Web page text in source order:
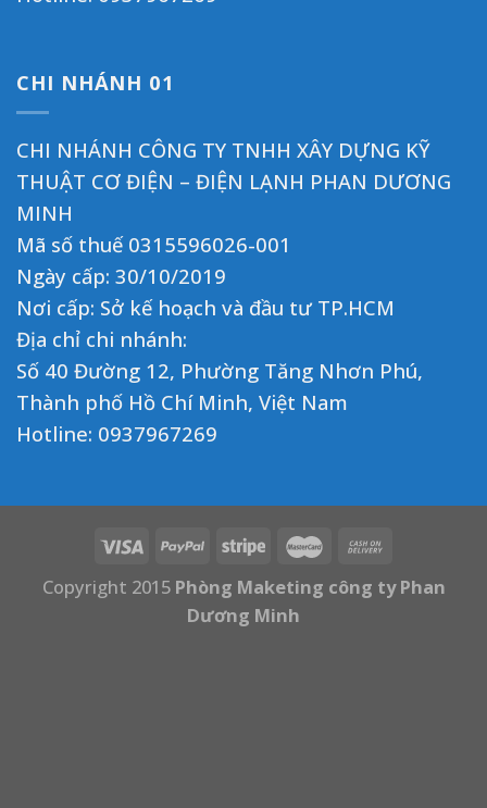
CHI NHÁNH 01
CHI NHÁNH CÔNG TY TNHH XÂY DỰNG KỸ
THUẬT CƠ ĐIỆN – ĐIỆN LẠNH PHAN DƯƠNG
MINH
Mã số thuế 0315596026-001
Ngày cấp: 30/10/2019
Nơi cấp: Sở kế hoạch và đầu tư TP.HCM
Địa chỉ chi nhánh:
Số 40 Đường 12, Phường Tăng Nhơn Phú,
Thành phố Hồ Chí Minh, Việt Nam
Hotline: 0937967269
Copyright 2015 Phòng Maketing công ty Phan
Dương Minh